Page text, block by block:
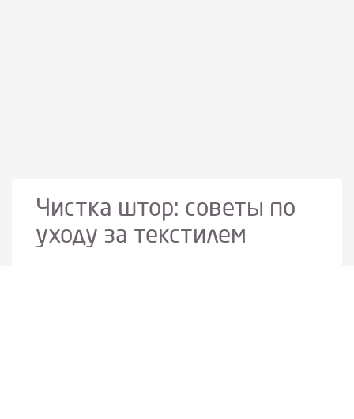
Чистка штор: советы по
уходу за текстилем